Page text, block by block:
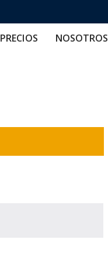
PRECIOS NOSOTROS